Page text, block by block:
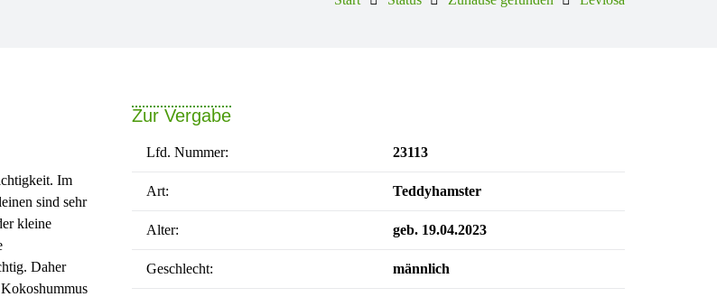
Im
sind sehr
kleine
Daher
Zur Vergabe
Lfd. Nummer: 23113
Art: Teddyhamster
Alter: geb. 19.04.2023
Geschlecht: männlich